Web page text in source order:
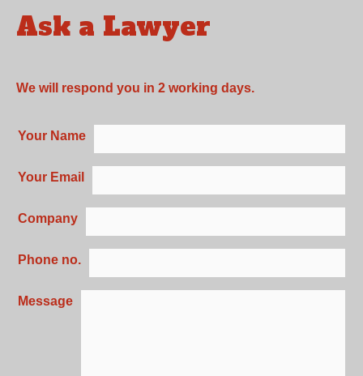
Ask a Lawyer
We will respond you in 2 working days.
Your Name
Your Email
Company
Phone no.
Message